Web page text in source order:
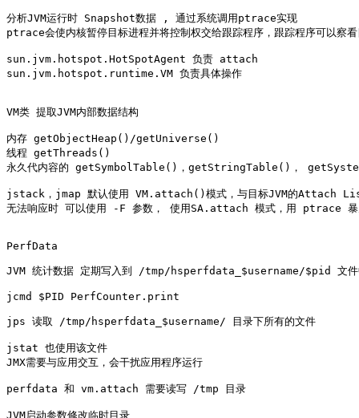
分析JVM运行时 Snapshot数据 , 通过系统调用ptrace实现
ptrace会使内核暂停目标进程并将控制权交给跟踪程序，跟踪程序可以察
sun.jvm.hotspot.HotSpotAgent 负责 attach
sun.jvm.hotspot.runtime.VM 负责具体操作
VM类 提取JVM内部数据结构
内存 getObjectHeap()/getUniverse()
线程 getThreads()
永久代内容的 getSymbolTable()，getStringTable()，
jstack，jmap 默认使用 VM.attach()模式，与目标JVM的Attach
无法响应时 可以使用 -F 参数， 使用SA.attach 模式，用 ptrace
PerfData
JVM 统计数据 定期写入到 /tmp/hsperfdata_$username/$pid 文件
jcmd $PID PerfCounter.print
jps 读取 /tmp/hsperfdata_$username/ 目录下所有的文件
jstat 也使用该文件
JMX需要与应用交互，会干扰应用程序运行
perfdata 和 vm.attach 需要读写 /tmp 目录
JVM启动参数修改临时目录